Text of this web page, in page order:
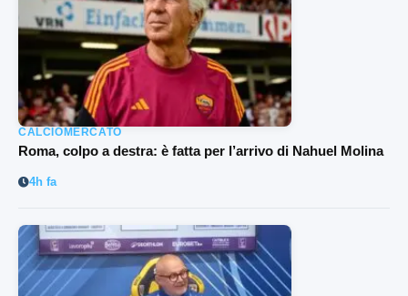
CALCIOMERCATO
Roma, colpo a destra: è fatta per l’arrivo di Nahuel Molina
4h fa